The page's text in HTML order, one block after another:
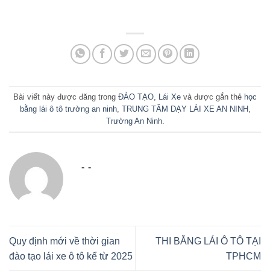
Bài viết này được đăng trong ĐÀO TẠO Lái Xe và được gắn thẻ học
bằng lái ô tô trường an ninh, TRUNG TÂM DẠY LÁI XE AN NINH,
Trường An Ninh.
- -
Quy định mới về thời gian
đào tạo lái xe ô tô kể từ 2025
THI BẰNG LÁI Ô TÔ TẠI
TPHCM